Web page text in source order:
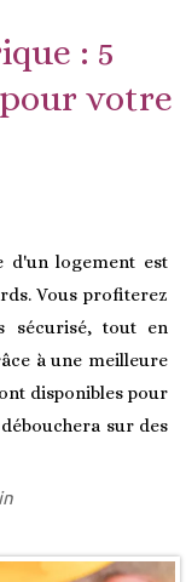
: 5
votre
d'un logement est
Vous profiterez
sécurisé, tout en
à une meilleure
disponibles pour
sur des